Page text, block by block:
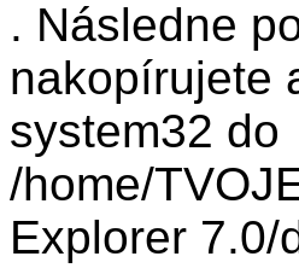
. Následne
nakopírujete
system32 do
/home/
Explorer 7.0/